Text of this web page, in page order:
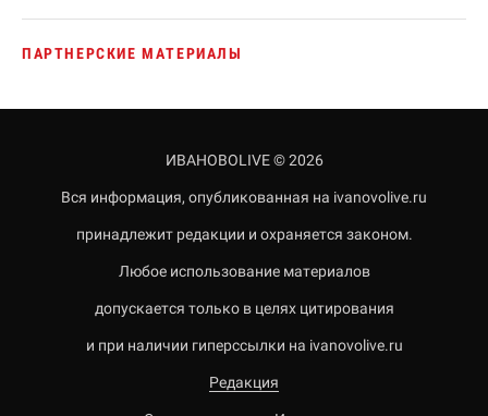
ПАРТНЕРСКИЕ МАТЕРИАЛЫ
ИВАНОВОLIVE © 2026
Вся информация, опубликованная на ivanovolive.ru
принадлежит редакции и охраняется законом.
Любое использование материалов
допускается только в целях цитирования
и при наличии гиперссылки на ivanovolive.ru
Редакция